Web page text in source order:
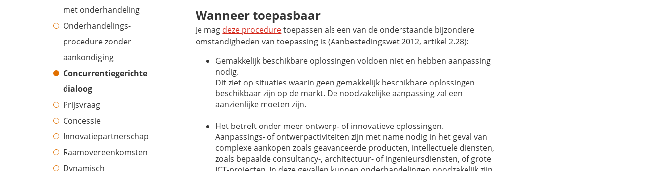
met onderhandeling
Onderhandelings-
procedure zonder
aankondiging
Concurrentiegerichte
dialoog
Prijsvraag
Concessie
Innovatiepartnerschap
Raamovereenkomsten
Dynamisch
Wanneer toepasbaar
Je mag deze proceduretoepassen als een van de onderstaande bijzondere
omstandigheden van toepassing is (Aanbestedingswet 2012, artikel 2.28):
Gemakkelijk beschikbare oplossingen voldoen niet en hebben aanpassing
nodig.
Dit ziet op situaties waarin geen gemakkelijk beschikbare oplossingen
beschikbaar zijn op de markt. De noodzakelijke aanpassing zal een
aanzienlijke moeten zijn.
Het betreft onder meer ontwerp- of innovatieve oplossingen.
Aanpassings- of ontwerpactiviteiten zijn met name nodig in het geval van
complexe aankopen zoals geavanceerde producten, intellectuele diensten,
zoals bepaalde consultancy-, architectuur- of ingenieursdiensten, of grote